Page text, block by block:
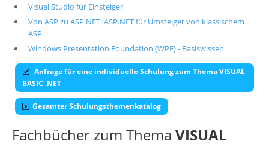
Visual Studio für Einsteiger
Von ASP zu ASP.NET: ASP.NET für Umsteiger von klassischem
ASP
Windows Presentation Foundation (WPF) - Basiswissen
Anfrage für eine individuelle Schulung zum Thema VISUAL
BASIC .NET
Gesamter Schulungsthemenkatalog
Fachbücher zum Thema VISUAL